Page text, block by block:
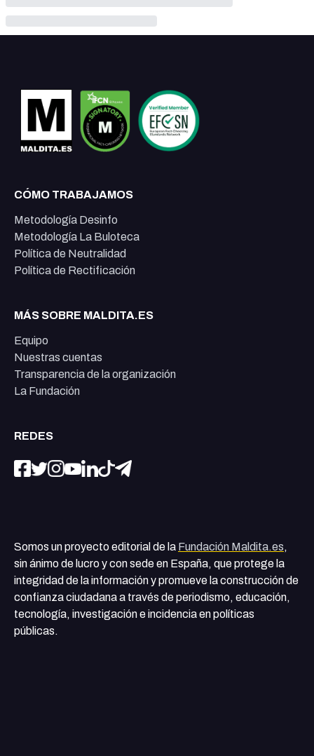
CÓMO TRABAJAMOS
Metodología Desinfo
Metodología La Buloteca
Política de Neutralidad
Política de Rectificación
MÁS SOBRE MALDITA.ES
Equipo
Nuestras cuentas
Transparencia de la organización
La Fundación
REDES
Somos un proyecto editorial de la Fundación Maldita.es,
sin ánimo de lucro y con sede en España, que protege la
integridad de la información y promueve la construcción de
confianza ciudadana a través de periodismo, educación,
tecnología, investigación e incidencia en políticas
públicas.